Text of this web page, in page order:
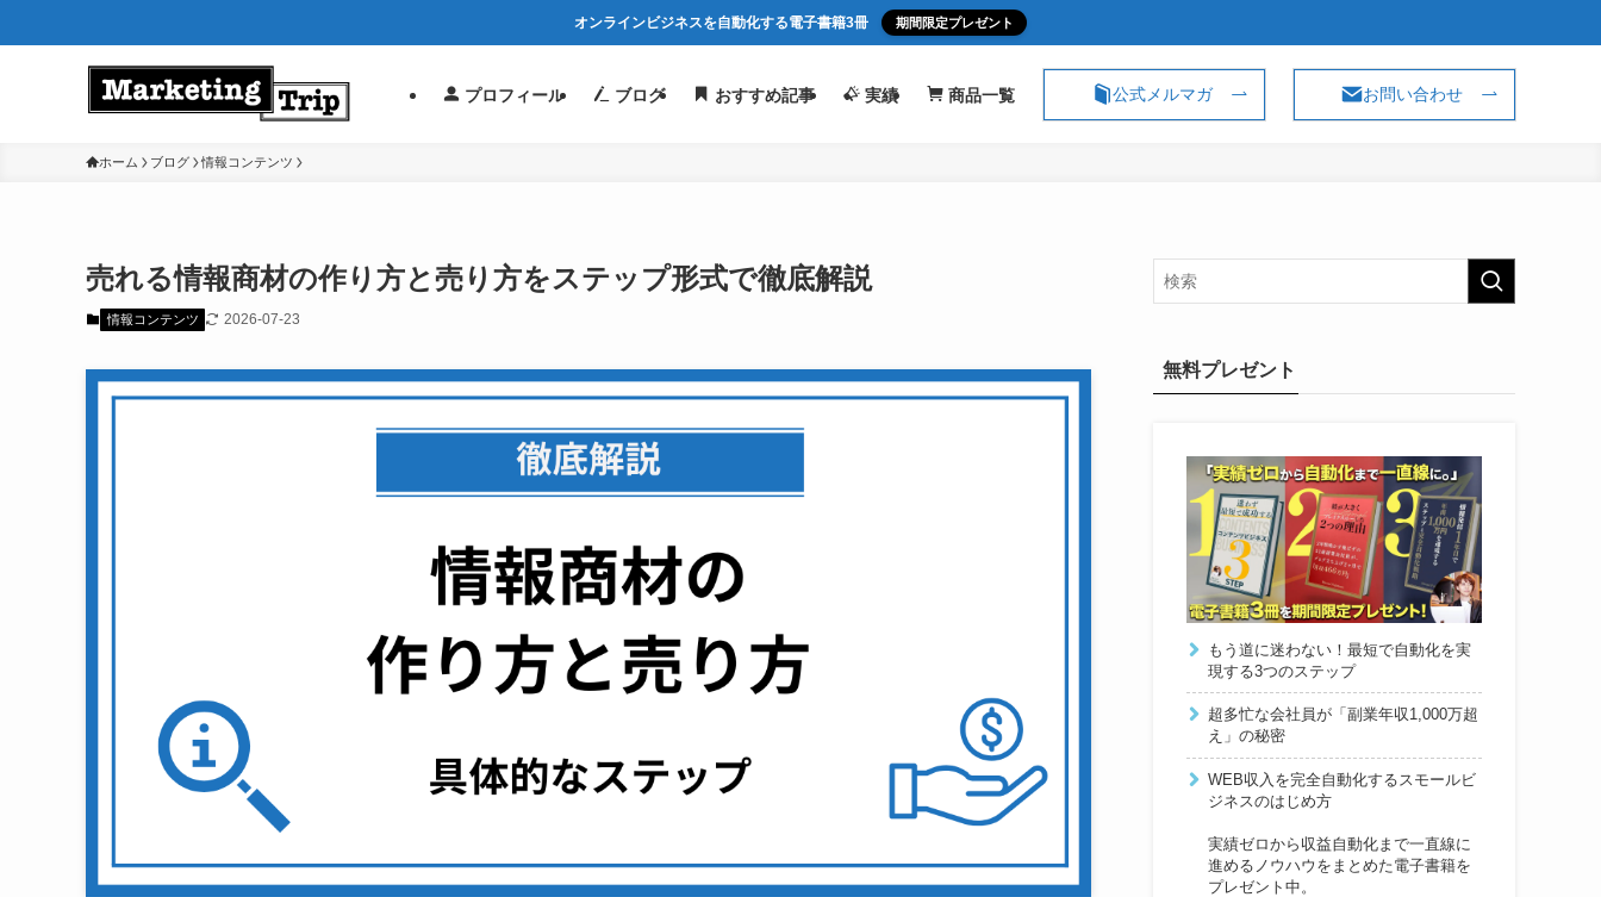
オンラインビジネスを自動化する電子書籍3冊 期間限定プレゼント
プロフィール ブログ おすすめ記事 実績 商品一覧 公式メルマガ お問い合わせ
ホーム ブログ 情報コンテンツ
売れる情報商材の作り方と売り方をステップ形式で徹底解説
情報コンテンツ 2026-07-23
無料プレゼント
もう道に迷わない！最短で自動化を実
現する3つのステップ
超多忙な会社員が「副業年収1,000万超
え」の秘密
WEB収入を完全自動化するスモールビ
ジネスのはじめ方
実績ゼロから収益自動化まで一直線に
進めるノウハウをまとめた電子書籍を
プレゼント中。